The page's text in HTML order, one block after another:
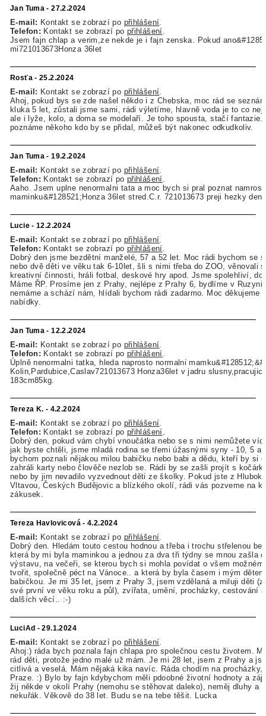
Jan Tuma - 27.2.2024
E-mail: Kontakt se zobrazí po přihlášení
Telefon: Kontakt se zobrazí po přihlášení
Jsem fajn chlap a verim,ze nekde je i fajn zenska. Pokud
mi721013673Honza 36let
Rosťa - 25.2.2024
E-mail: Kontakt se zobrazí po přihlášení
Ahoj, pokud bys se zde našel někdo i z Chebska, moc rád se
kluka 5 let, zůstali jsme sami, rádi výletíme, hlavně voda je to co
ale i lyže, kolo, a doma se modelaří. Je toho spousta, stačí fantazie.
poznáme někoho kdo by se přidal, můžeš být nakonec odkudkoliv.
Jan Tuma - 19.2.2024
E-mail: Kontakt se zobrazí po přihlášení
Telefon: Kontakt se zobrazí po přihlášení
Aaho. Jsem uplne nenormalni tata a moc bych si pral poznat
maminku&#128521;Honza 36let stred.C.r. 721013673 preji hezky den.
Lucie - 12.2.2024
E-mail: Kontakt se zobrazí po přihlášení
Telefon: Kontakt se zobrazí po přihlášení
Dobrý den jsme bezdětní manželé, 57 a 52 let. Moc rádi bychom se
nebo dvě děti ve věku tak 6-10let, šli s nimi třeba do ZOO, věnovali
kreativní činnosti, hráli fotbal, deskové hry apod. Jsme spolehliví,
Máme ŘP. Prosíme jen z Prahy, nejlépe z Prahy 6, bydlíme v
nemáme a schází nám, hlídali bychom rádi zadarmo. Moc děkujeme
nabídky.
Jan Tuma - 12.2.2024
E-mail: Kontakt se zobrazí po přihlášení
Telefon: Kontakt se zobrazí po přihlášení
Úplně nenormalni tatka, hleda naprosto normalni
Kolin,Pardubice,Caslav721013673 Honza36let v jadru
183cm85kg.
Tereza K. - 4.2.2024
E-mail: Kontakt se zobrazí po přihlášení
Telefon: Kontakt se zobrazí po přihlášení
Dobrý den, pokud vám chybí vnoučátka nebo se s nimi nemůžete
jak byste chtěli, jsme mladá rodina se třemi úžasnými syny - 10, 5 a
bychom poznali nějakou milou babičku nebo babi a dědu, kteří by si
zahráli karty nebo člověče nezlob se. Rádi by se zašli projít s
nebo by jim nevadilo vyzvednout děti ze školky. Pokud jste z
Vltavou, Českých Budějovic a blízkého okolí, rádi vás pozveme na
zákusek.
Tereza Havlovicová - 4.2.2024
E-mail: Kontakt se zobrazí po přihlášení
Dobrý den. Hledám touto cestou hodnou a třeba i trochu střelenou
která by mi byla maminkou a jednou za dva tři týdny se mnou zašla
výstavu, na večeři, se kterou bych si mohla povídat o všem
tvořit, společně péct na Vánoce.. a která by byla časem i mým
babičkou. Je mi 35 let, jsem z Prahy 3, jsem vzdělaná a miluji děti
své první ve věku roku a půl), zvířata, umění, procházky, cestování
dalších věcí.. :-)
LuciAd - 29.1.2024
E-mail: Kontakt se zobrazí po přihlášení
Ahoj:) ráda bych poznala fajn chlapa pro společnou cestu životem.
rád děti, protože jedno malé už mám. Je mi 28 let, jsem z Prahy a
citlivá a veselá. Mám nějaká kika navíc. Ráda chodím na procházky,
Praze. :) Bylo by fajn kdybychom měli pdoobné životní hodnoty a
žij někde v okolí Prahy (nemohu se stěhovat daleko), neměj dluhy a
nekuřák. Věkově do 38 let. Budu se na tebe těšit. Lucka